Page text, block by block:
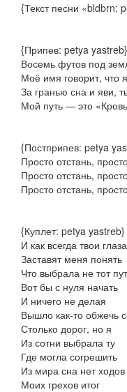
{Текст песни «bldbrn:
{Припев: ​​petya yastreb}
Восемь футов под
Моё имя говорит, что
За гранью сна и яви,
Мой путь — это
{Постприпев: ​​petya
Просто отстань,
Просто отстань,
Просто отстань,
{Куплет: ​​petya yastreb}
И как всегда твои глаза
Заставят меня понять
Что выбрала не тот
Вот бы с нуля начать
И ничего не делая
Вышло как-то обжечь
Столько дорог, но я
Из сотни выбрала ту
Где могла согрешить
Из мира сна нет ходов
Моих грехов итог